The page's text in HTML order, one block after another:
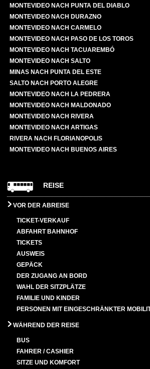
MONTEVIDEO NACH PUNTA DEL DIABLO
MONTEVIDEO NACH DURAZNO
MONTEVIDEO NACH CARMELO
MONTEVIDEO NACH PASO DE LOS TOROS
MONTEVIDEO NACH TACUAREMBÓ
MONTEVIDEO NACH SALTO
MINAS NACH PUNTA DEL ESTE
SALTO NACH PORTO ALEGRE
MONTEVIDEO NACH LA PEDRERA
MONTEVIDEO NACH MALDONADO
MONTEVIDEO NACH RIVERA
MONTEVIDEO NACH ARTIGAS
RIVERA NACH FLORIANOPOLIS
MONTEVIDEO NACH BUENOS AIRES
REISE
VOR DER ABREISE
TICKET-VERKAUF
ABFAHRT BAHNHOF
TICKETS
AUSWEIS
GEPÄCK
DER ZUGANG AN BORD
WAHL DER SITZPLÄTZE
FAMILIE UND KINDER
PERSONEN MIT EINGESCHRÄNKTER
WÄHREND DER REISE
BUS
FAHRER / CASHIER
SITZE UND KOMFORT